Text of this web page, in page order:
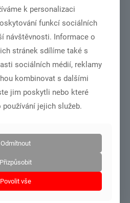
DSC01001
27.6.-28.6.2026
k personalizaci
funkcí sociálních
návštěvnosti. Informace o
stránek sdílíme také s
sociálních médií, reklamy
kombinovat s dalšími
jim poskytli nebo které
jejich služeb.
Odmítnout
Přizpůsobit
Povolit vše